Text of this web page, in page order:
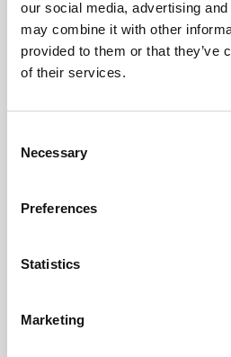
our social media, advertising
may combine it with other
provided to them or that they’ve
of their services.
Selection
Necessary
Preferences
Statistics
Marketing
recuperan
un entorno seguro
daños ni